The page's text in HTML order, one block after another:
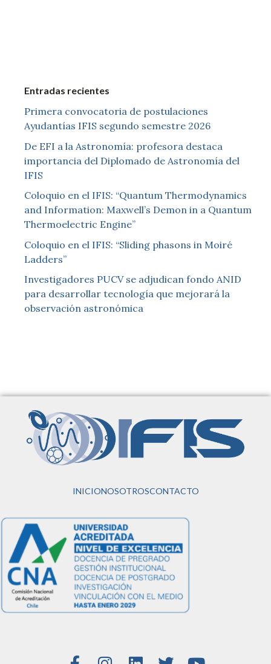
Entradas recientes
Primera convocatoria de postulaciones
Ayudantías IFIS segundo semestre 2026
De EFI a la Astronomía: profesora destaca
importancia del Diplomado de Astronomía del
IFIS
Coloquio en el IFIS: “Quantum Thermodynamics
and Information: Maxwell’s Demon in a Quantum
Thermoelectric Engine”
Coloquio en el IFIS: “Sliding phasons in Moiré
Ladders”
Investigadores PUCV se adjudican fondo ANID
para desarrollar tecnología que mejorará la
observación astronómica
INICIONOSOTROSCONTACTO